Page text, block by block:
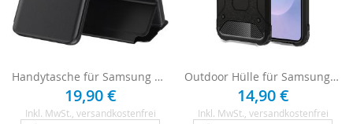
Handytasche für Samsung Galaxy S25 Edge Flipcase - Schwarz
19,90 €
Inkl. MwSt. , versandkostenfrei
Outdoor Hülle für Samsung Galaxy S25 Edge Case - Schwarz
14,90 €
Inkl. MwSt. , versandkostenfrei